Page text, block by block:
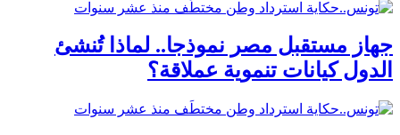
جهاز مستقبل مصر نموذجا.. لماذا تُنشئ
الدول كيانات تنموية عملاقة؟